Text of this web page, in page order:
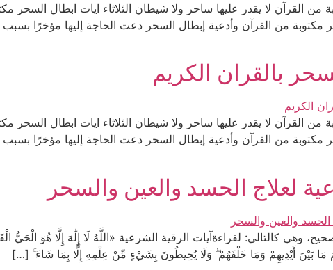
من القرآن لا يقدر عليها ساحر ولا شيطان الثلاثاء ايات ابطال
مكتوبة من القرآن وأدعية إبطال السحر دعت الحاجة إليها مؤخرًا
بالقران الكريم
من القرآن لا يقدر عليها ساحر ولا شيطان الثلاثاء ايات ابطال
مكتوبة من القرآن وأدعية إبطال السحر دعت الحاجة إليها مؤخرًا
لعلاج الحسد والعين والسحر
وهي كالتالي: لقراءةآيات الرقية الشرعية «اللَّهُ لَا إِلَٰهَ إِلَّا هُوَ
مَا بَيْنَ أَيْدِيهِمْ وَمَا خَلْفَهُمْ ۖ وَلَا يُحِيطُونَ بِشَيْءٍ مِّنْ عِلْمِهِ إِلَّا بِمَا شَاءَ ۚ […]